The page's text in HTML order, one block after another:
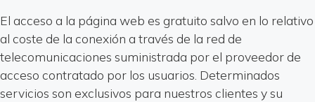
El acceso a la página web es gratuito salvo en lo relativo
al coste de la conexión a través de la red de
telecomunicaciones suministrada por el proveedor de
acceso contratado por los usuarios. Determinados
servicios son exclusivos para nuestros clientes y su